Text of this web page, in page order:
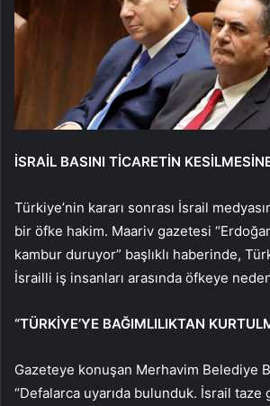
İSRAİL BASINI TİCARETİN
Türkiye’nin kararı sonrası İsrail
bir öfke hakim. Maariv gazetesi
kambur duruyor” başlıklı haberinde,
İsrailli iş insanları arasında öfkeye
“TÜRKİYE’YE BAĞIMLILIKTAN
Gazeteye konuşan Merhavim Belediye
“Defalarca uyarıda bulunduk. İsrail taze